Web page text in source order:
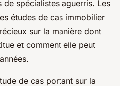
de spécialistes aguerris. Les
études de cas immobilier
sur la manière dont
et comment elle peut
de cas portant sur la